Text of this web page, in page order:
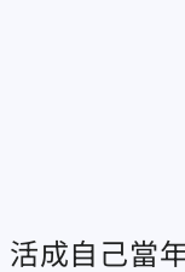
成自己當